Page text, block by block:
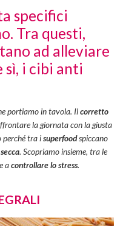
specifici
Tra questi,
ad alleviare
sì, i cibi anti
portiamo in tavola. Ilcorretto
la giornata con la giusta
perché tra isuperfoodspiccano
. Scopriamo insieme, tra le
acontrollare lo stress.